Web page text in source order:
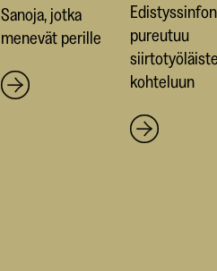
Sanoja, jotka
menevät perille
pureutuu
kohteluun